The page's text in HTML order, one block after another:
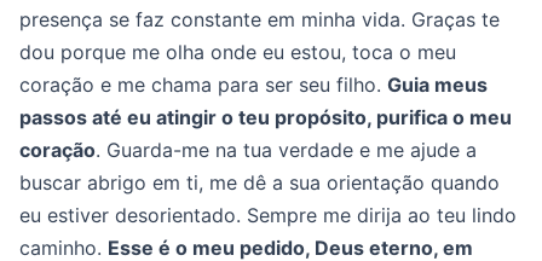
presença se faz constante em minha vida. Graças te
dou porque me olha onde eu estou, toca o meu
coração e me chama para ser seu filho. Guia meus
passos até eu atingir o teu propósito, purifica o meu
coração. Guarda-me na tua verdade e me ajude a
buscar abrigo em ti, me dê a sua orientação quando
eu estiver desorientado. Sempre me dirija ao teu lindo
caminho. Esse é o meu pedido, Deus eterno, em